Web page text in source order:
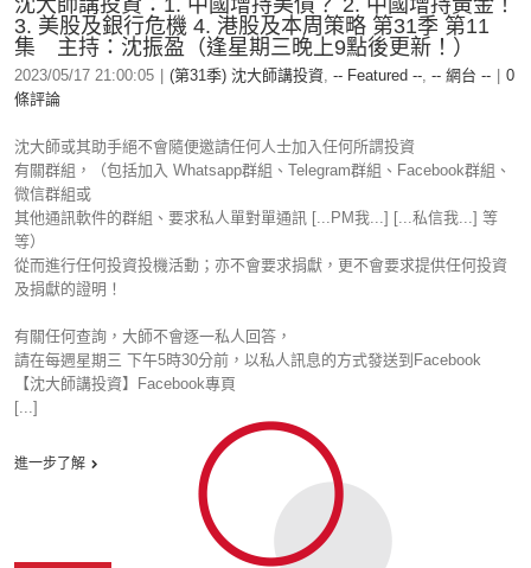
沈大師講投資：1. 中國增持美債？ 2. 中國增持黃金！
3. 美股及銀行危機 4. 港股及本周策略 第31季 第11
集 主持：沈振盈（逢星期三晚上9點後更新！）
2023/05/17 21:00:05 (第31季) 沈大師講投資, -- Featured --, -- 網台 --
0
條評論
沈大師或其助手絕不會隨便邀請任何人士加入任何所謂投資
有關群組，（包括加入 Whatsapp群組、Telegram群組、Facebook群組、
微信群組或
其他通訊軟件的群組、要求私人單對單通訊 [...PM我...] [...私信我...] 等
等）
從而進行任何投資投機活動；亦不會要求捐獻，更不會要求提供任何投資
及捐獻的證明！
有關任何查詢，大師不會逐一私人回答，
請在每週星期三 下午5時30分前，以私人訊息的方式發送到Facebook
【沈大師講投資】Facebook專頁
[...]
進一步了解